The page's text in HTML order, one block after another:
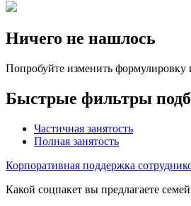
Ничего не нашлось
Попробуйте изменить формулировку
Быстрые фильтры
Частичная занятость
Полная занятость
Корпоративная поддержка
Какой соцпакет вы предлагаете